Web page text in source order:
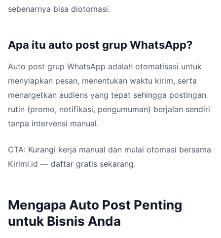
sebenarnya bisa diotomasi.
Apa itu auto post grup WhatsApp?
Auto post grup WhatsApp adalah otomatisasi untuk
menyiapkan pesan, menentukan waktu kirim, serta
menargetkan audiens yang tepat sehingga postingan
rutin (promo, notifikasi, pengumuman) berjalan sendiri
tanpa intervensi manual.
CTA: Kurangi kerja manual dan mulai otomasi bersama
Kirimi.id — daftar gratis sekarang.
Mengapa Auto Post Penting
untuk Bisnis Anda